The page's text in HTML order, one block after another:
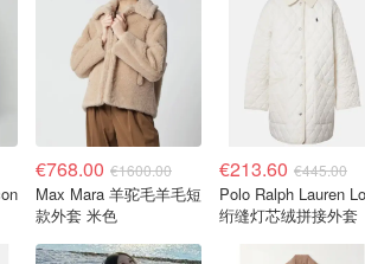
€768.00 €1600.00
Max Mara 羊驼毛羊毛短
款外套 米色
€213.60 €445.00
Polo Ralph Lauren
绗缝灯芯绒拼接外套